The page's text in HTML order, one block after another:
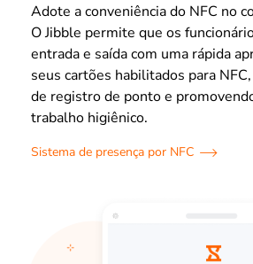
Adote a conveniência do NFC no
O Jibble permite que os
entrada e saída com uma rápida
seus cartões habilitados para
de registro de ponto e
trabalho higiênico.
Sistema de presença por NFC